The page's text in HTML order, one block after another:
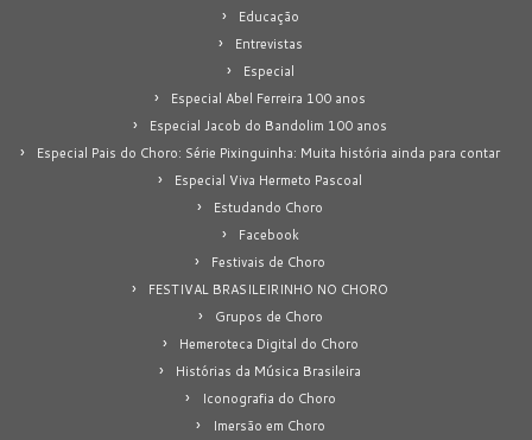
Educação
Entrevistas
Especial
Especial Abel Ferreira 100 anos
Especial Jacob do Bandolim 100 anos
Especial Pais do Choro: Série Pixinguinha: Muita história ainda para contar
Especial Viva Hermeto Pascoal
Estudando Choro
Facebook
Festivais de Choro
FESTIVAL BRASILEIRINHO NO CHORO
Grupos de Choro
Hemeroteca Digital do Choro
Histórias da Música Brasileira
Iconografia do Choro
Imersão em Choro